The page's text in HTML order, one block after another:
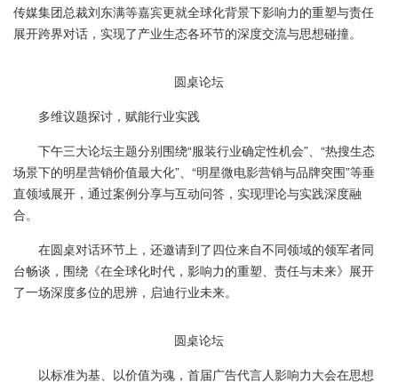
传媒集团总裁刘东满等嘉宾更就全球化背景下影响力的重塑与责任
展开跨界对话，实现了产业生态各环节的深度交流与思想碰撞。
圆桌论坛
多维议题探讨，赋能行业实践
下午三大论坛主题分别围绕“服装行业确定性机会”、“热搜生态
场景下的明星营销价值最大化”、“明星微电影营销与品牌突围”等垂
直领域展开，通过案例分享与互动问答，实现理论与实践深度融
合。
在圆桌对话环节上，还邀请到了四位来自不同领域的领军者同
台畅谈，围绕《在全球化时代，影响力的重塑、责任与未来》展开
了一场深度多位的思辨，启迪行业未来。
圆桌论坛
以标准为基、以价值为魂，首届广告代言人影响力大会在思想